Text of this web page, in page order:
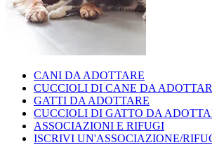
CANI DA ADOTTARE
CUCCIOLI DI CANE DA
GATTI DA ADOTTARE
CUCCIOLI DI GATTO DA
ASSOCIAZIONI E RIFUGI
ISCRIVI UN'ASSOCIAZIONE/